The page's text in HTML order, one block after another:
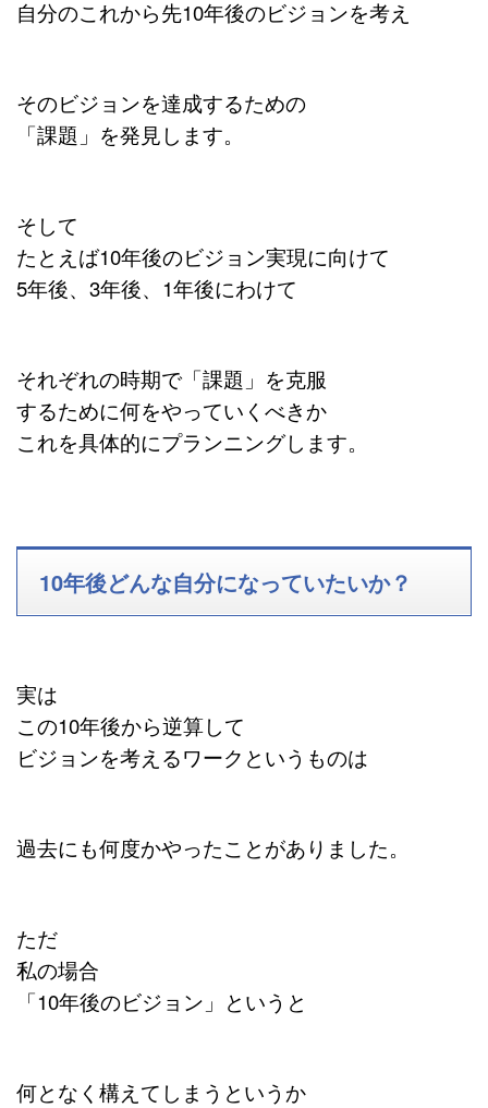
自分のこれから先10年後のビジョンを考え
そのビジョンを達成するための
「課題」を発見します。
そして
たとえば10年後のビジョン実現に向けて
5年後、3年後、1年後にわけて
それぞれの時期で「課題」を克服
するために何をやっていくべきか
これを具体的にプランニングします。
10年後どんな自分になっていたいか？
実は
この10年後から逆算して
ビジョンを考えるワークというものは
過去にも何度かやったことがありました。
ただ
私の場合
「10年後のビジョン」というと
何となく構えてしまうというか